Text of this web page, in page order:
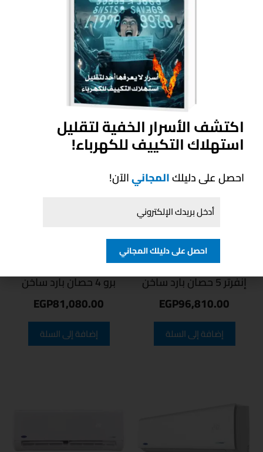
قدرة التبريد:46000 وحدة حرارية بريطانية / ساعة
التصميم:أنبوبي مخفي فوق السقف
منتجات ذات صلة
تكييف كاريير أوبتي ماكس
إنفرتر 5 حصان بارد ساخن
EGP96,810.00
إضافة إلى السلة
تكييف كاريير كلاسي كول
برو 4 حصان بارد ساخن
EGP81,080.00
إضافة إلى السلة
اكتشف الأسرار الخفية لتقليل
استهلاك التكييف للكهرباء!
احصل على دليلكالمجانيالآن!
احصل على دليلك المجاني